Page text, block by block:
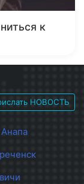
к
НОВОСТЬ
Анапа